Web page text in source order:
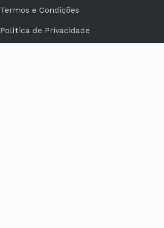
Termos e Condições
Política de Privacidade